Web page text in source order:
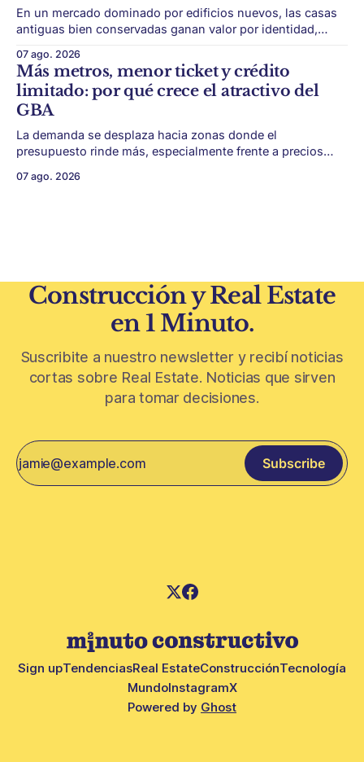
En un mercado dominado por edificios nuevos, las casas
antiguas bien conservadas ganan valor por identidad,
algunas piezas residenciales que cuentan otra historia del
barrio. En medio de torres, edificios nuevos y proyectos
premium, todavía aparecen casas de más de 100 años
07 ago. 2026
Más metros, menor ticket y crédito
limitado: por qué crece el atractivo del
GBA
La demanda se desplaza hacia zonas donde el
presupuesto rinde más, especialmente frente a precios
Conurbano vuelve a ganar protagonismo en el mapa
07 ago. 2026
Construcción y Real Estate
en 1 Minuto.
Suscribite a nuestro newsletter y recibí noticias
cortas sobre Real Estate. Noticias que sirven
para tomar decisiones.
Subscribe
Sign upTendenciasReal EstateConstrucciónTecnología
MundoInstagramX
Powered by Ghost